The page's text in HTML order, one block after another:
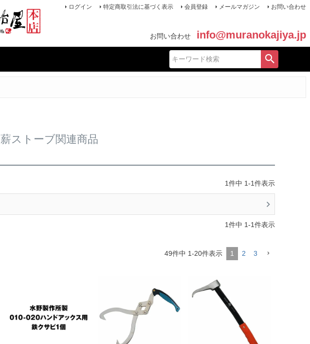
ログイン 特定商取引法に基づく表示 会員登録 メールマガジン お問い合わせ
お問い合わせ info@muranokajiya.jp
薪ストーブ関連商品
1件中 1-1件表示
1件中 1-1件表示
49件中 1-20件表示 1 2 3